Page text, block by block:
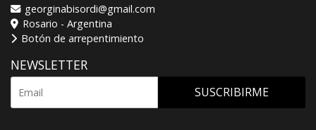
georginabisordi@gmail.com
Rosario - Argentina
Botón de arrepentimiento
NEWSLETTER
SUSCRIBIRME